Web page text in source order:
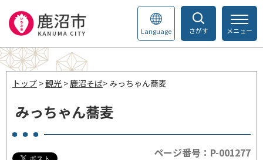
さがす
Language メニュー
トップ >観光 >鹿沼そば> みっちゃん蕎麦
みっちゃん蕎麦
ページ番号：P-001277